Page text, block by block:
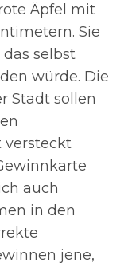
Äpfel mit
Sie
selbst
würde. Die
Stadt sollen
versteckt
auch
in den
jene,